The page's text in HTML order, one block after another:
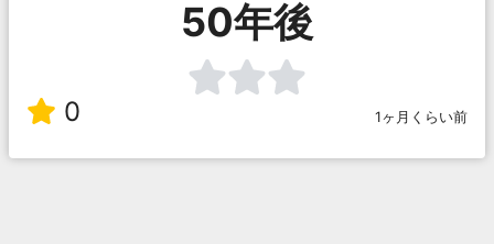
50年後
0 1ヶ月くらい前